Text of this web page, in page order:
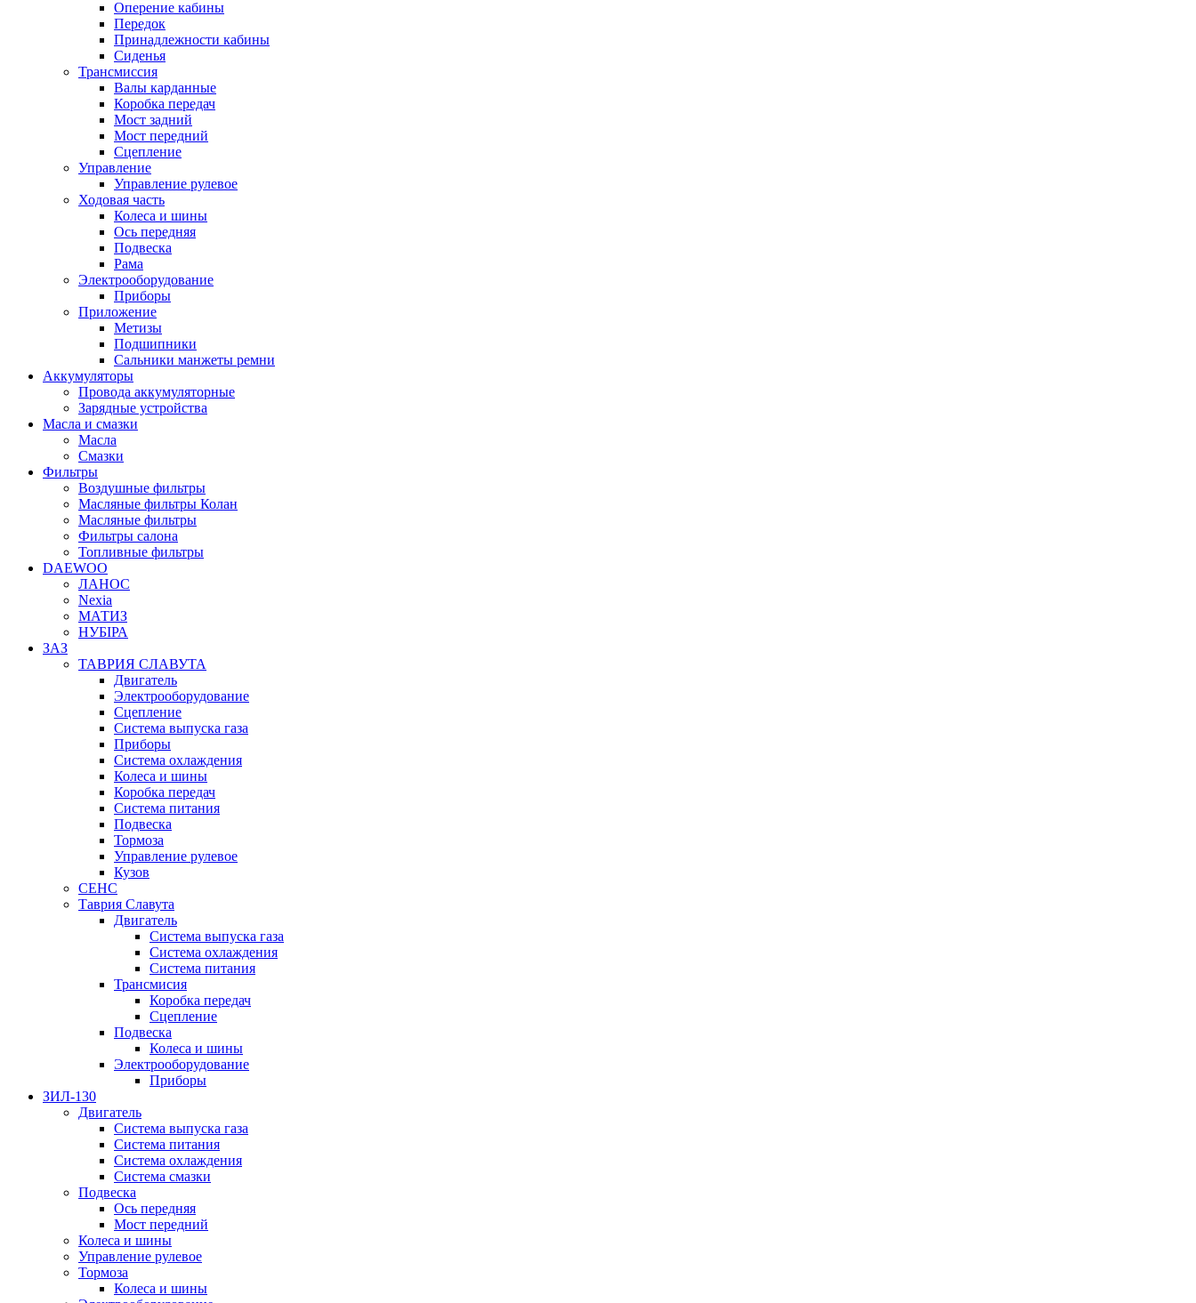
Оперение кабины
Передок
Принадлежности кабины
Сиденья
Трансмиссия
Валы карданные
Коробка передач
Мост задний
Мост передний
Сцепление
Управление
Управление рулевое
Ходовая часть
Колеса и шины
Ось передняя
Подвеска
Рама
Электрооборудование
Приборы
Приложение
Метизы
Подшипники
Сальники манжеты ремни
Аккумуляторы
Провода аккумуляторные
Зарядные устройства
Масла и смазки
Масла
Смазки
Фильтры
Воздушные фильтры
Масляные фильтры Колан
Масляные фильтры
Фильтры салона
Топливные фильтры
DAEWOO
ЛАНОС
Nexia
МАТИЗ
НУБІРА
ЗАЗ
ТАВРИЯ СЛАВУТА
Двигатель
Электрооборудование
Сцепление
Система выпуска газа
Приборы
Система охлаждения
Колеса и шины
Коробка передач
Система питания
Подвеска
Тормоза
Управление рулевое
Кузов
СЕНС
Таврия Славута
Двигатель
Система выпуска газа
Система охлаждения
Система питания
Трансмисия
Коробка передач
Сцепление
Подвеска
Колеса и шины
Электрооборудование
Приборы
ЗИЛ-130
Двигатель
Система выпуска газа
Система питания
Система охлаждения
Система смазки
Подвеска
Ось передняя
Мост передний
Колеса и шины
Управление рулевое
Тормоза
Колеса и шины